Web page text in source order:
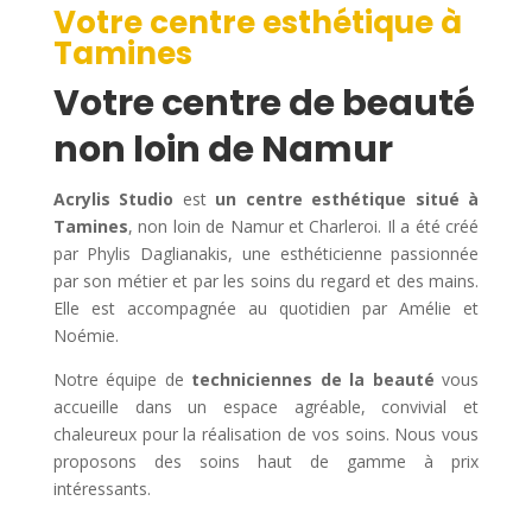
Votre centre esthétique à
Tamines
Votre centre de beauté
non loin de Namur
Acrylis Studio est un centre esthétique situé à
Tamines, non loin de Namur et Charleroi. Il a été créé
par Phylis Daglianakis, une esthéticienne passionnée
par son métier et par les soins du regard et des mains.
Elle est accompagnée au quotidien par Amélie et
Noémie.
Notre équipe de techniciennes de la beauté vous
accueille dans un espace agréable, convivial et
chaleureux pour la réalisation de vos soins. Nous vous
proposons des soins haut de gamme à prix
intéressants.